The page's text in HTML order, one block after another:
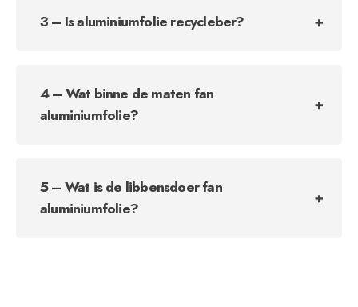
3 – Is aluminiumfolie recycleber?
4 – Wat binne de maten fan
aluminiumfolie?
5 – Wat is de libbensdoer fan
aluminiumfolie?